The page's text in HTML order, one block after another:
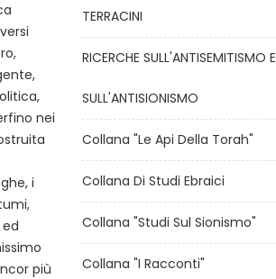
nei
i
più
TERRACINI
RICERCHE SULL'ANTISEMITISMO E
SULL'ANTISIONISMO
Collana "Le Api Della Torah"
Collana Di Studi Ebraici
Collana "Studi Sul Sionismo"
Collana "I Racconti"